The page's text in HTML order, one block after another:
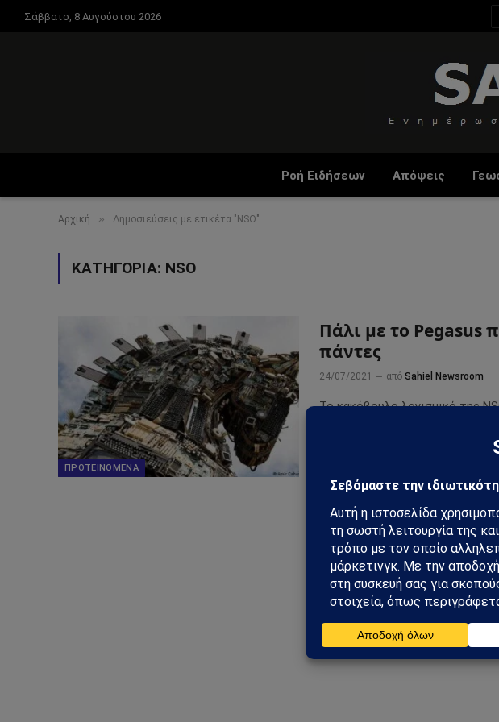
Σάββατο, 8 Αυγούστου 2026
Ροή Ειδήσεων Απόψεις
Αρχική » Δημοσιεύσεις με ετικέτα "NSO"
ΚΑΤΗΓΟΡΊΑ: NSO
ΠΡΟΤΕΙΝΌΜΕΝΑ
Πάλι με το Pegasus
πάντες
24/07/2021 από Sahiel Newsroom
Το κακόβουλο λογισμικό της
δημοσιογράφους, πολιτικούς